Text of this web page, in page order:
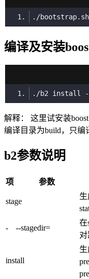
./bootstrap.sh
编译及安装
./b2 install
解释： 这里试安装
编译目录为build，只编
b2参数说明
项 参数
stage
- --stagedir=
在
对
install